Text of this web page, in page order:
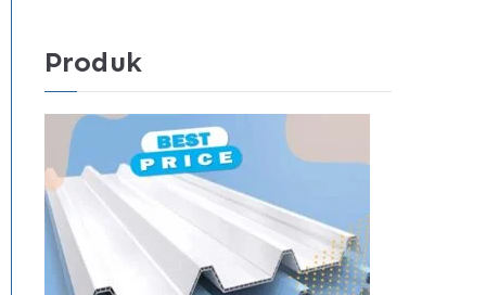
Produk